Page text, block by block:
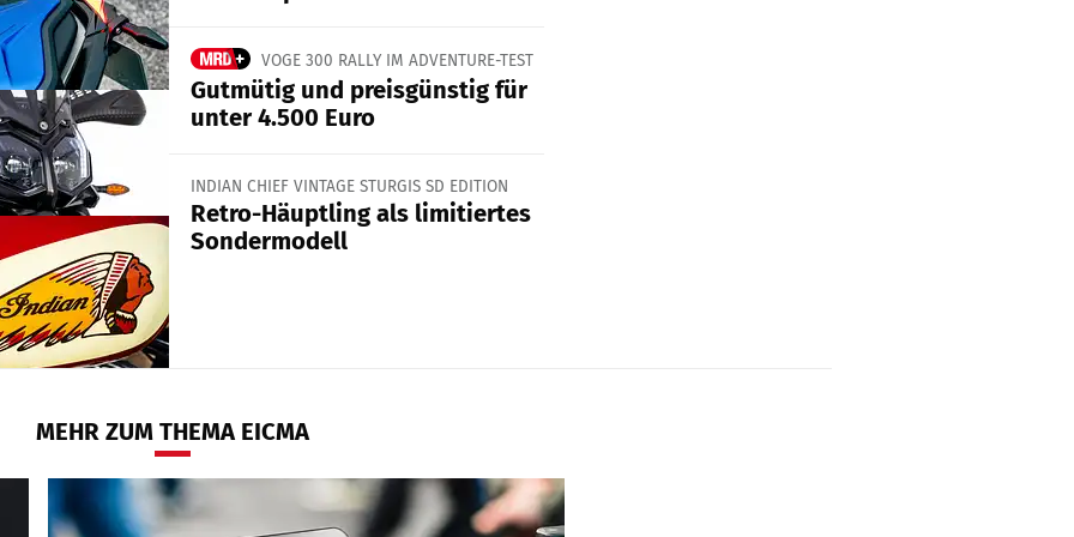
VOGE 300 RALLY IM ADVENTURE-TEST
Gutmütig und preisgünstig für
unter 4.500 Euro
INDIAN CHIEF VINTAGE STURGIS SD EDITION
Retro-Häuptling als limitiertes
Sondermodell
MEHR ZUM THEMA EICMA